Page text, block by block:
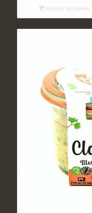
Ajouter au panier